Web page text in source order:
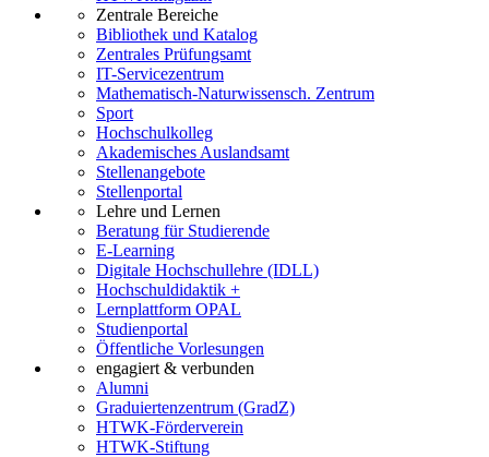
Zentrale Bereiche
Bibliothek und Katalog
Zentrales Prüfungsamt
IT-Servicezentrum
Mathematisch-Naturwissensch. Zentrum
Sport
Hochschulkolleg
Akademisches Auslandsamt
Stellenangebote
Stellenportal
Lehre und Lernen
Beratung für Studierende
E-Learning
Digitale Hochschullehre (IDLL)
Hochschuldidaktik +
Lernplattform OPAL
Studienportal
Öffentliche Vorlesungen
engagiert & verbunden
Alumni
Graduiertenzentrum (GradZ)
HTWK-Förderverein
HTWK-Stiftung